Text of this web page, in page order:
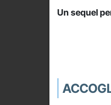
Un sequel